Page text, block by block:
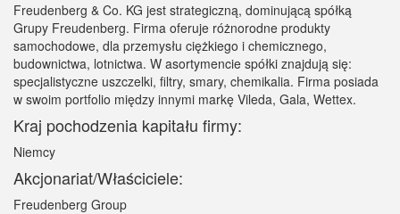
Freudenberg & Co. KG jest strategiczną, dominującą spółką
Grupy Freudenberg. Firma oferuje różnorodne produkty
samochodowe, dla przemysłu ciężkiego i chemicznego,
budownictwa, lotnictwa. W asortymencie spółki znajdują się:
specjalistyczne uszczelki, filtry, smary, chemikalia. Firma posiada
w swoim portfolio między innymi markę Vileda, Gala, Wettex.
Kraj pochodzenia kapitału firmy:
Niemcy
Akcjonariat/Właściciele:
Freudenberg Group